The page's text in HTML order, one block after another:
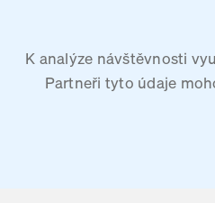
K analýze návštěvnosti
Partneři tyto údaje